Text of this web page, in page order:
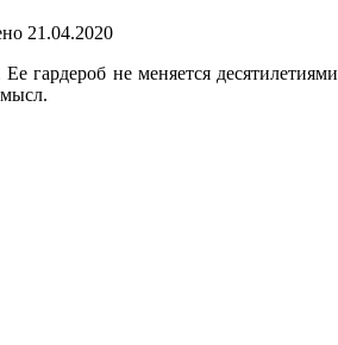
21.04.2020
гардероб не меняется